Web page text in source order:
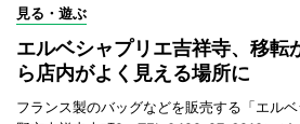
見る・遊ぶ
エルベシャプリエ吉祥寺、移
ら店内がよく見える場所に
フランス製のバッグなどを販売する「エル